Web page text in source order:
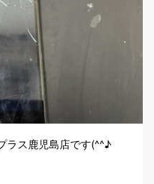
ラス鹿児島店です(^^♪